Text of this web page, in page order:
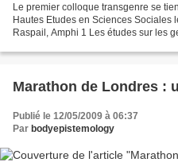
Le premier colloque transgenre se
Hautes Etudes en Sciences Sociales
Raspail, Amphi 1 Les études sur les
Marathon de Londres :
Publié le 12/05/2009 à 06:37
Par bodyepistemology